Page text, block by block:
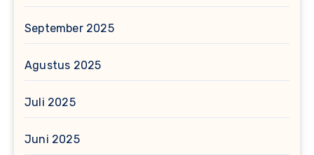
September 2025
Agustus 2025
Juli 2025
Juni 2025